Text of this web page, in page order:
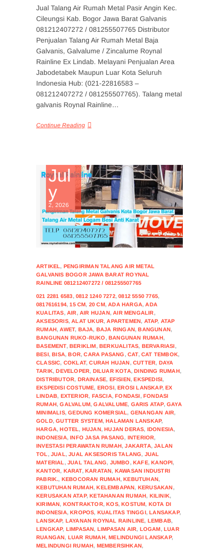
Jual Talang Air Rumah Metal Pasir Angin Kec.
Cileungsi Kab. Bogor Jawa Barat Galvanis
081212407272 / 081255507765 Distributor
Penjualan Talang Air Rumah Metal Baja
Galvanis, Galvalume / Zincalume Roynal
Rainline Ex Lindab. Melayani Penjualan Area
Jabodetabek Maupun Luar Kota Seluruh
Indonesia Hub: (021-22816583 –
081212407272 / 081255507765). Talang metal
galvanis Roynal Rainline…
Continue Reading
Jul
y
2, 2026
ARTIKEL, PENGIRIMAN TALANG AIR METAL
GALVANIS BOGOR JAWA BARAT ROYNAL
RAINLINE 081212407272 / 081255507765
021 2281 6583,0812 1240 7272,0812 5550 7765,
0817616194,15 CM, 20 CM,ADA HARGA,ADA
KUALITAS,AIR,AIR HUJAN,AIR MENGALIR,
AKSESORIS,ALAT UKUR,APARTEMEN, ATAP, ATAP
RUMAH,AWET, BAJA, BAJA RINGAN,BANGUNAN,
BANGUNAN RUKO-RUKO ,BANGUNAN RUMAH,
BASEMENT,BERIKLIM,BERKUALITAS, BERVARIASI,
BESI,BISA,BOR,CARA PASANG ,CAT,CAT TEMBOK,
CLASSIC, COKLAT,CURAH HUJAN,CUTTER, DAYA
TARIK,DEVELOPER, DILUAR KOTA,DINDING RUMAH,
DISTRIBUTOR, DRAINASE, EFISIEN,EKSPEDISI,
EKSPEDISI COSTUME, EROSI,EROSI LANSKAP,EX
LINDAB, EXTERIOR, FASCIA,FONDASI,FONDASI
RUMAH,GALVALUM,GALVALUME, GARIS ATAP,GAYA
MINIMALIS,GEDUNG KOMERSIAL, GENANGAN AIR,
GOLD,GUTTER SYSTEM,HALAMAN LANSKAP,
HARGA,HOTEL, HUJAN,HUJAN DERAS, IDONESIA,
INDONESIA,INFO JASA PASANG, INTERIOR,
INVESTASI PERAWATAN RUMAH,JAKARTA,JALAN
TOL ,JUAL,JUAL AKSESORIS TALANG, JUAL
MATERIAL ,JUAL TALANG, JUMBO ,KAFE,KANOPI,
KANTOR, KARAT,KARATAN, KAWASAN INDUSTRI
PABRIK., KEBOCORAN RUMAH,KEBUTUHAN,
KEBUTUHAN RUMAH,KELEMBAPAN, KERUSAKAN,
KERUSAKAN ATAP,KETAHANAN RUMAH, KILINIK,
KIRIMAN, KONTRAKTOR,KOS,KOSTUM, KOTA DI
INDONESIA,KROPOS, KUALITAS TINGGI,LANSAKAP,
LANSKAP, LAYANAN ROYNAL RAINLINE, LEMBAB,
LENGKAP, LIMPASAN, LIMPASAN AIR, LOGAM,LUAR
RUANGAN, LUAR RUMAH,MELINDUNGI LANSKAP,
MELINDUNGI RUMAH, MEMBERSIHKAN,